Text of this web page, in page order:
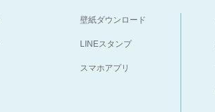
壁紙ダウンロード
LINEスタンプ
スマホアプリ